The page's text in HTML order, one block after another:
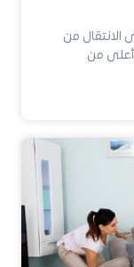
الانتقال من
أعلى من